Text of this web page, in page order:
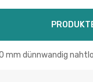
mm dünnwandig